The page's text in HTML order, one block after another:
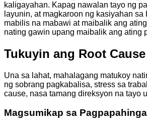
kaligayahan. Kapag nawalan tayo ng
layunin, at magkaroon ng kasiyahan
mabilis na mabawi at maibalik ang
nating gawin upang maibalik ang ating
Tukuyin ang Root Cause
Una sa lahat, mahalagang matukoy
ng sobrang pagkabalisa, stress sa
cause, nasa tamang direksyon na tayo
Magsumikap sa